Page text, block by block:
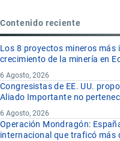
Contenido reciente
Los 8 proyectos mineros más
crecimiento de la minería en
6 Agosto, 2026
Congresistas de EE. UU.
Aliado Importante no
6 Agosto, 2026
Operación Mondragón:
internacional que traficó más